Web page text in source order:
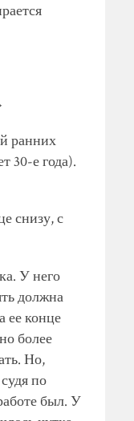
ранних
30-е года).
снизу, с
У него
должна
ее конце
более
Но,
по
был. У